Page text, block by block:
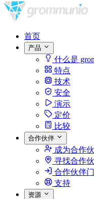
首页
产品
什么是
特点
技术
安全
演示
定价
比较
合作伙伴
成为合作
寻找合作
合作伙伴
支持
资源